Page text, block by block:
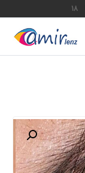
18